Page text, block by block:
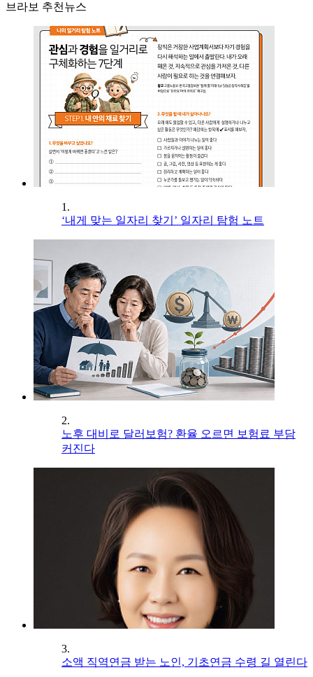
브라보 추천뉴스
1.
‘내게 맞는 일자리 찾기’ 일자리 탐험 노트
2.
노후 대비로 달러보험? 환율 오르면 보험료 부담
커진다
3.
소액 직역연금 받는 노인, 기초연금 수령 길 열린다